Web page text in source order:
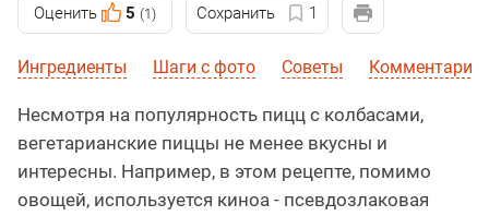
Оценить 5 (1) Сохранить 1
Ингредиенты Шаги с фото Советы Комментарии
Несмотря на популярность пицц с колбасами,
вегетарианские пиццы не менее вкусны и
интересны. Например, в этом рецепте, помимо
овощей, используется киноа - псевдозлаковая